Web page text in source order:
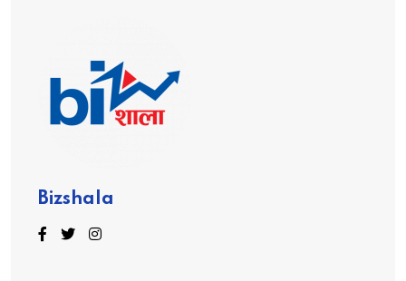
Bizshala